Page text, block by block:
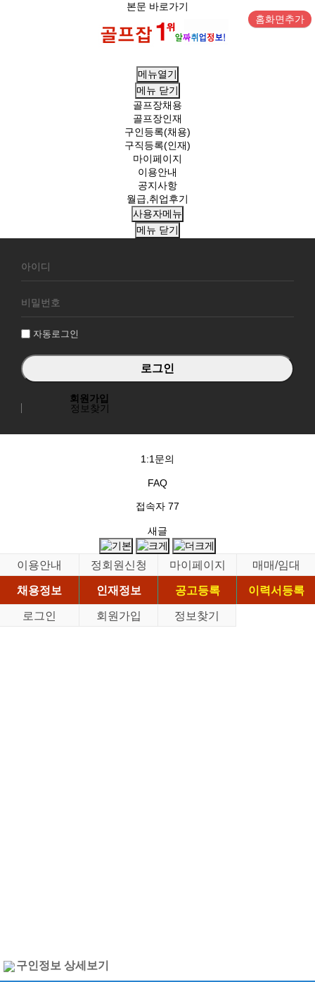
본문 바로가기
홈화면추가
메뉴열기
메뉴 닫기
골프장채용
골프장인재
구인등록(채용)
구직등록(인재)
마이페이지
이용안내
공지사항
월급,취업후기
사용자메뉴
메뉴 닫기
원
그
자동로그인
회원가입
정보찾기
1:1문의
FAQ
접속자 77
새글
이용안내 정회원신청 마이페이지
매매/임대
채용정보
인재정보 공고등록
이력서등록
로그인
회원가입 정보찾기
구인정보 상세보기